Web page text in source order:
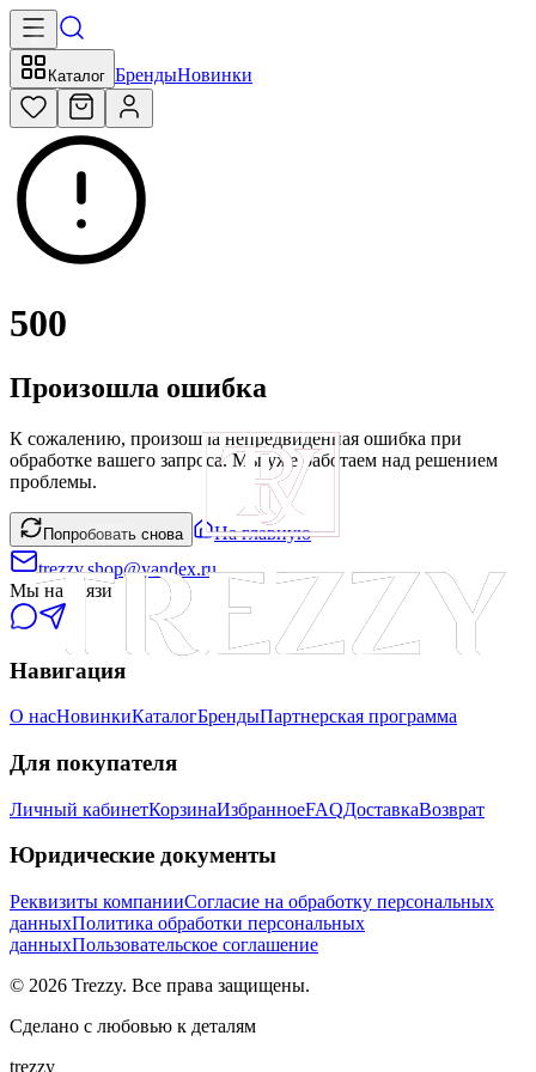
Каталог БрендыНовинки
500
Произошла ошибка
К сожалению, произошла непредвиденная ошибка при
обработке вашего запроса. Мы уже работаем над решением
проблемы.
Попробовать снова
На главную
trezzy.shop@yandex.ru
Мы на связи
Навигация
О насНовинкиКаталогБрендыПартнерская программа
Для покупателя
Личный кабинетКорзинаИзбранноеFAQДоставкаВозврат
Юридические документы
Реквизиты компанииСогласие на обработку персональных
данныхПолитика обработки персональных
данныхПользовательское соглашение
© 2026 Trezzy. Все права защищены.
Сделано с любовью к деталям
trezzy